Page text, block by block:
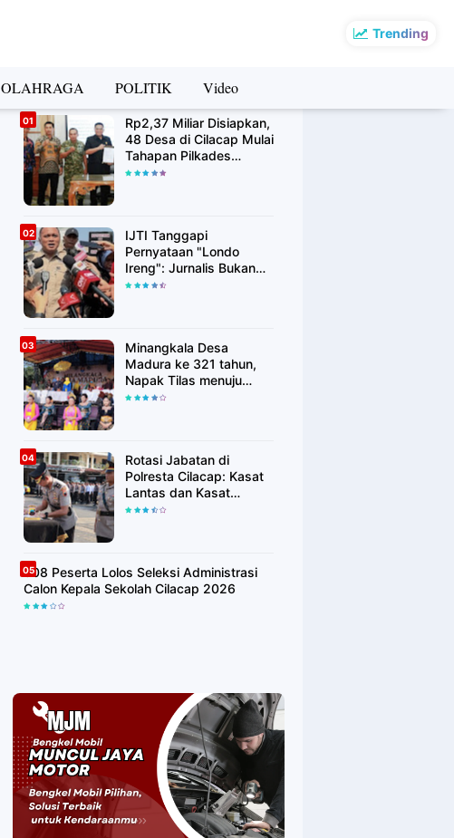
Trending
OLAHRAGA POLITIK Video
Arsip Berita
Rp2,37 Miliar Disiapkan,
48 Desa di Cilacap Mulai
Tahapan Pilkades
Serentak Agustus 2026
IJTI Tanggapi
Pernyataan "Londo
Ireng": Jurnalis Bukan
Kaki Tangan Asing, Pers
Minangkala Desa
Madura ke 321 tahun,
Napak Tilas menuju
Kebangkitan
Rotasi Jabatan di
Polresta Cilacap: Kasat
Lantas dan Kasat
Binmas Resmi Berganti
508 Peserta Lolos Seleksi Administrasi
Calon Kepala Sekolah Cilacap 2026